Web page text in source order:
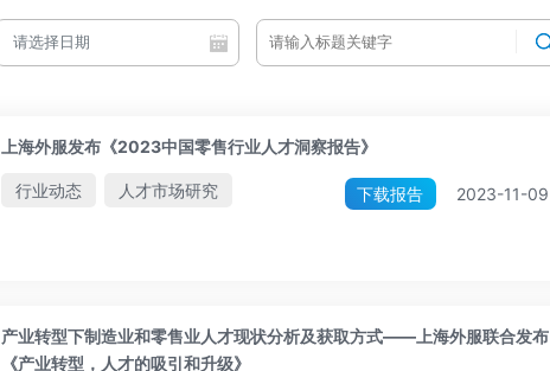
上海外服发布《2023中国零售行业人才洞察报告》
行业动态 人才市场研究 下载报告 2023-11-09
产业转型下制造业和零售业人才现状分析及获取方式——上海外服联合发布
《产业转型，人才的吸引和升级》